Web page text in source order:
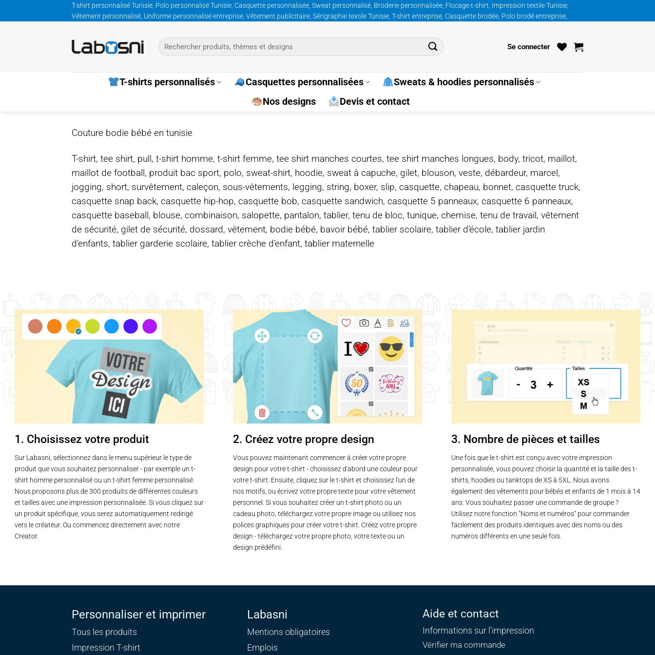
au
T-shirt personnalisé Tunisie, Polo personnalisé Tunisie, Casquette personnalisée, Sweat personnalisé, Broderie personnalisée, Flocage t-shirt, Impression textile Tunisie,
Vêtement personnalisé, Uniforme personnalisé entreprise, Vêtement publicitaire, Sérigraphie textile Tunisie, T-shirt entreprise, Casquette brodée, Polo brodé entreprise,
Recherche
pour :
Se connecter
T-shirts personnalisés Casquettes personnalisées
Sweats & hoodies personnalisés
Nos designs
Devis et contact
Couture bodie bébé en tunisie
T-shirt, tee shirt, pull, t-shirt homme, t-shirt femme, tee shirt manches courtes, tee shirt manches longues, body, tricot, maillot,
maillot de football, produit bac sport, polo, sweat-shirt, hoodie, sweat à capuche, gilet, blouson, veste, débardeur, marcel,
jogging, short, survêtement, caleçon, sous-vêtements, legging, string, boxer, slip, casquette, chapeau, bonnet, casquette truck,
casquette snap back, casquette hip-hop, casquette bob, casquette sandwich, casquette 5 panneaux, casquette 6 panneaux,
casquette baseball, blouse, combinaison, salopette, pantalon, tablier, tenu de bloc, tunique, chemise, tenu de travail, vêtement
de sécurité, gilet de sécurité, dossard, vêtement, bodie bébé, bavoir bébé, tablier scolaire, tablier d’école, tablier jardin
d’enfants, tablier garderie scolaire, tablier crèche d’enfant, tablier maternelle
1. Choisissez votre produit
Sur Labasni, sélectionnez dans le menu supérieur le type de
produit que vous souhaitez personnaliser - par exemple un t-
shirt homme personnalisé ou un t-shirt femme personnalisé.
Nous proposons plus de 300 produits de différentes couleurs
et tailles avec une impression personnalisée. Si vous cliquez sur
un produit spécifique, vous serez automatiquement redirigé
vers le créateur. Ou commencez directement avec notre
Creator.
2. Créez votre propre design
Vous pouvez maintenant commencer à créer votre propre
design pour votre t-shirt - choisissez d'abord une couleur pour
votre t-shirt. Ensuite, cliquez sur le t-shirt et choisissez l'un de
nos motifs, ou écrivez votre propre texte pour votre vêtement
personnel. Si vous souhaitez créer un t-shirt photo ou un
cadeau photo, téléchargez votre propre image ou utilisez nos
polices graphiques pour créer votre t-shirt. Créez votre propre
design - téléchargez votre propre photo, votre texte ou un
design prédéfini.
3. Nombre de pièces et tailles
Une fois que le t-shirt est conçu avec votre impression
personnalisée, vous pouvez choisir la quantité et la taille des t-
shirts, hoodies ou tanktops de XS à 5XL. Nous avons
également des vêtements pour bébés et enfants de 1 mois à 14
ans. Vous souhaitez passer une commande de groupe ?
Utilisez notre fonction "Noms et numéros" pour commander
facilement des produits identiques avec des noms ou des
numéros différents en une seule fois.
Personnaliser et imprimer
Tous les produits
Impression T-shirt
Labasni
Mentions obligatoires
Emplois
Aide et contact
Informations sur l'impression
Vérifier ma commande